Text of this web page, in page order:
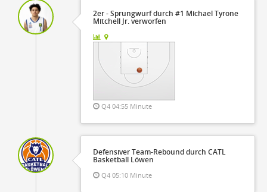
2er - Sprungwurf durch #1 Michael Tyrone
Mitchell Jr. verworfen
Q4 04:55 Minute
Defensiver Team-Rebound durch CATL
Basketball Löwen
Q4 05:10 Minute